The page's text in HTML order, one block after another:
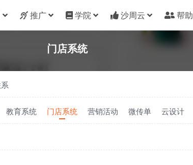
推广 学院 沙周云 帮助
门店系统
教育系统 门店系统 营销活动 微传单 云设计